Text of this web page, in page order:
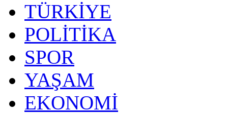
TÜRKİYE
POLİTİKA
SPOR
YAŞAM
EKONOMİ